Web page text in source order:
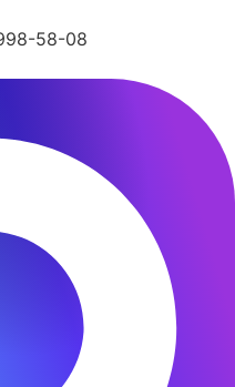
58-08